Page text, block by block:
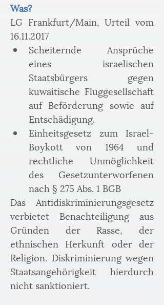
Was?
LG Frankfurt/Main, Urteil vom
16.11.2017
Scheiternde Ansprüche
eines israelischen
Staatsbürgers gegen
kuwaitische Fluggesellschaft
auf Beförderung sowie auf
Entschädigung.
Einheitsgesetz zum Israel-
Boykott von 1964 und
rechtliche Unmöglichkeit
des Gesetzunterworfenen
nach § 275 Abs. 1 BGB
Das Antidiskriminierungsgesetz
verbietet Benachteiligung aus
Gründen der Rasse, der
ethnischen Herkunft oder der
Religion. Diskriminierung wegen
Staatsangehörigkeit hierdurch
nicht sanktioniert.